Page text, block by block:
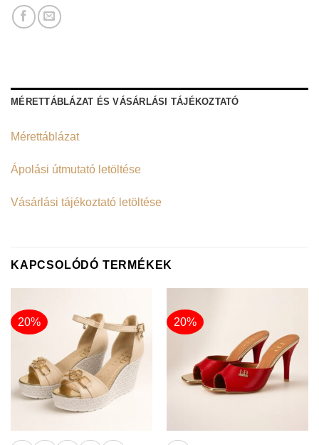
MÉRETTÁBLÁZAT ÉS VÁSÁRLÁSI TÁJÉKOZTATÓ
Mérettáblázat
Ápolási útmutató letöltése
Vásárlási tájékoztató letöltése
KAPCSOLÓDÓ TERMÉKEK
20% 20%